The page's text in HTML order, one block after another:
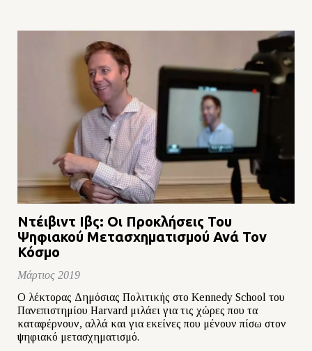
Ντέιβιντ Ιβς: Οι Προκλήσεις Του
Ψηφιακού Μετασχηματισμού Ανά Τον
Κόσμο
Μάρτιος 2019
Ο λέκτορας Δημόσιας Πολιτικής στο Kennedy School του
Πανεπιστημίου Harvard μιλάει για τις χώρες που τα
καταφέρνουν, αλλά και για εκείνες που μένουν πίσω στον
ψηφιακό μετασχηματισμό.